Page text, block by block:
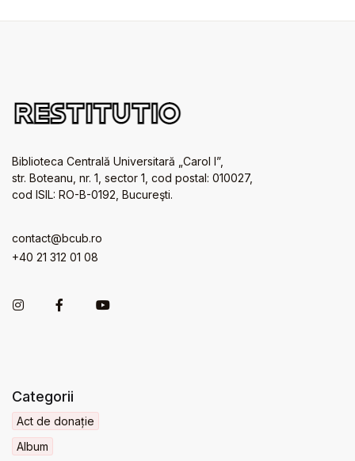
Biblioteca Centrală Universitară „Carol I”,
str. Boteanu, nr. 1, sector 1, cod postal: 010027,
cod ISIL: RO-B-0192, Bucureşti.
contact@bcub.ro
+40 21 312 01 08
Categorii
Act de donație
Album